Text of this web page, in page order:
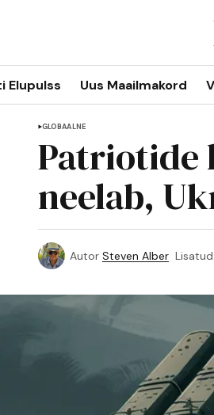
Elupulss Uus Maailmakord
GLOBAALNE
Patriotide
neelab,
Autor Steven Alber Lisatud